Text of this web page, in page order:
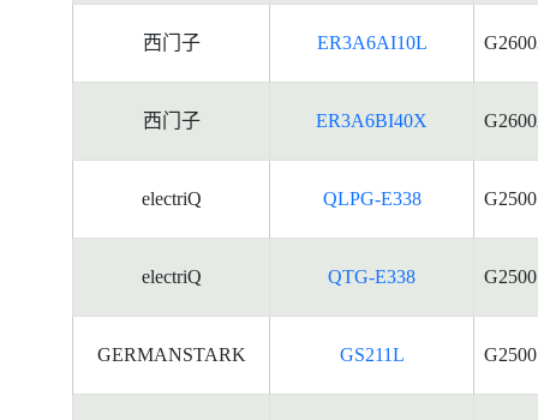
西门子 ER3A6AI10L
西门子 ER3A6BI40X
electriQ QLPG-E338
electriQ QTG-E338
GERMANSTARK GS211L